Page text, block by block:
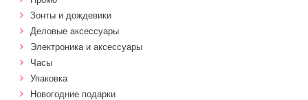
Зонты и дождевики
Деловые аксессуары
Электроника и аксессуары
Часы
Упаковка
Новогодние подарки